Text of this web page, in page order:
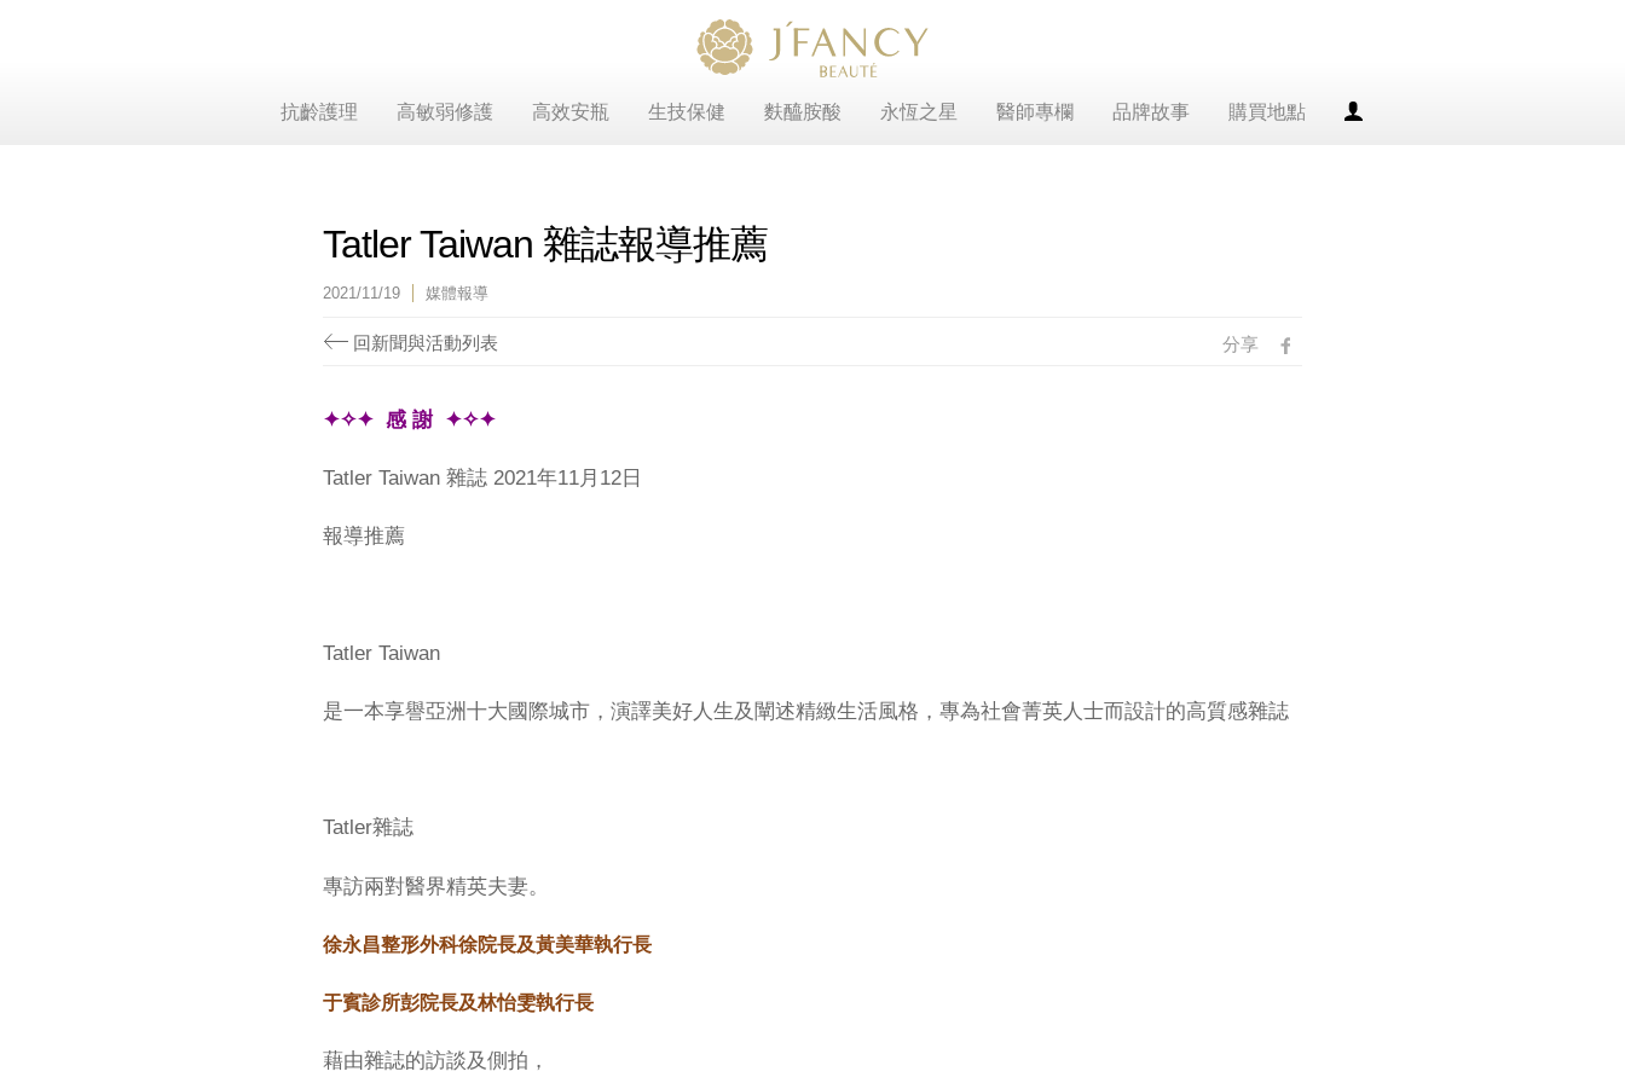
抗齡護理 高敏弱修護 高效安瓶 生技保健 麩醯胺酸 永恆之星 醫師專欄 品牌故事
購買地點
Tatler Taiwan 雜誌報導推薦
2021/11/19 媒體報導
回新聞與活動列表 分享 fb
✦✧✦ 感 謝 ✦✧✦
Tatler Taiwan 雜誌 2021年11月12日
報導推薦
Tatler Taiwan
是一本享譽亞洲十大國際城市，演譯美好人生及闡述精緻生活風格，專為社會菁英人士而設計的高質感雜誌
Tatler雜誌
專訪兩對醫界精英夫妻。
徐永昌整形外科徐院長及黃美華執行長
于賓診所彭院長及林怡雯執行長
藉由雜誌的訪談及側拍，